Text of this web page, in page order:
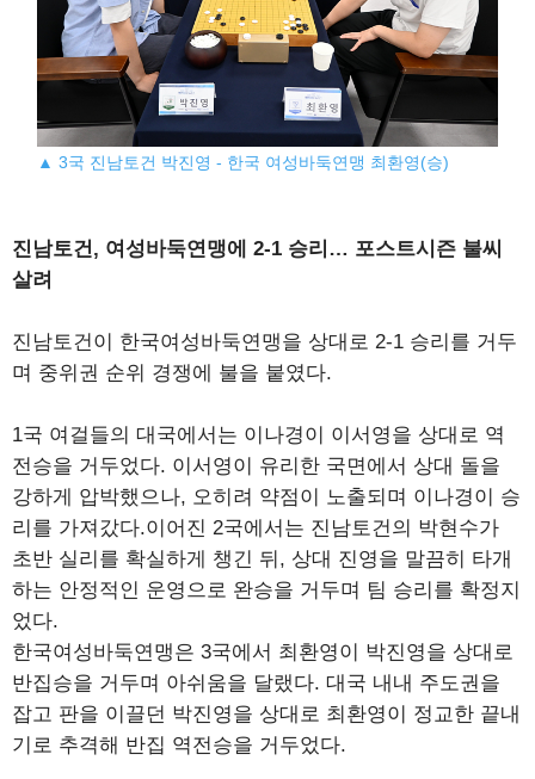
▲ 3국 진남토건 박진영 - 한국 여성바둑연맹 최환영(승)
진남토건, 여성바둑연맹에 2-1 승리… 포스트시즌 불씨
살려
진남토건이 한국여성바둑연맹을 상대로 2-1 승리를 거두
며 중위권 순위 경쟁에 불을 붙였다.
1국 여걸들의 대국에서는 이나경이 이서영을 상대로 역
전승을 거두었다. 이서영이 유리한 국면에서 상대 돌을
강하게 압박했으나, 오히려 약점이 노출되며 이나경이 승
리를 가져갔다.이어진 2국에서는 진남토건의 박현수가
초반 실리를 확실하게 챙긴 뒤, 상대 진영을 말끔히 타개
하는 안정적인 운영으로 완승을 거두며 팀 승리를 확정지
었다.
한국여성바둑연맹은 3국에서 최환영이 박진영을 상대로
반집승을 거두며 아쉬움을 달랬다. 대국 내내 주도권을
잡고 판을 이끌던 박진영을 상대로 최환영이 정교한 끝내
기로 추격해 반집 역전승을 거두었다.